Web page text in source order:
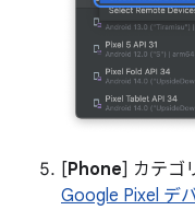
[Phone] カテゴ
Google Pixel デ